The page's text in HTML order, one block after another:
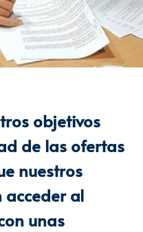
objetivos
de las ofertas
nuestros
al
unas